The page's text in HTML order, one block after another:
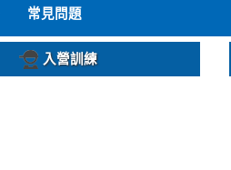
常見問題
入營訓練